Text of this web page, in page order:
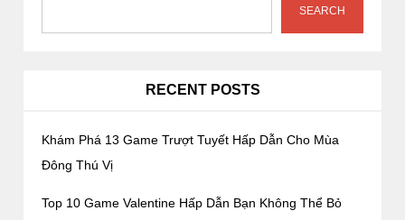
SEARCH
RECENT POSTS
Khám Phá 13 Game Trượt Tuyết Hấp Dẫn Cho Mùa
Đông Thú Vị
Top 10 Game Valentine Hấp Dẫn Bạn Không Thể Bỏ